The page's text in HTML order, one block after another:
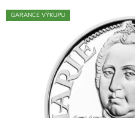
GARANCE VÝKUPU